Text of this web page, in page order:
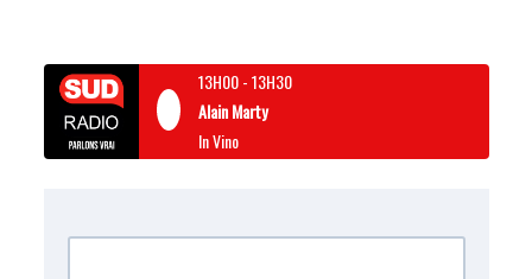
13H00-13H30
Alain Marty
In Vino